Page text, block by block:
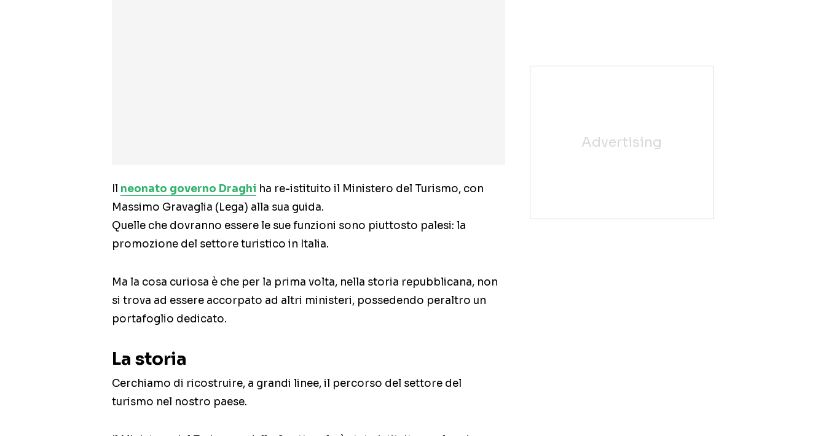
Il neonato governo Draghi ha re-istituito il Ministero del Turismo, con
Massimo Gravaglia (Lega) alla sua guida.
Quelle che dovranno essere le sue funzioni sono piuttosto palesi: la
promozione del settore turistico in Italia.
Ma la cosa curiosa è che per la prima volta, nella storia repubblicana, non
si trova ad essere accorpato ad altri ministeri, possedendo peraltro un
portafoglio dedicato.
La storia
Cerchiamo di ricostruire, a grandi linee, il percorso del settore del
turismo nel nostro paese.